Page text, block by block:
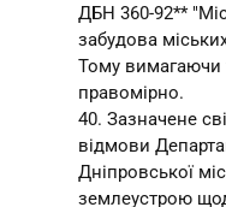
ДБН 360-92**
забудова
Тому вимагаючи
правомірно.
40. Зазначене
відмови
Дніпровської
землеустрою